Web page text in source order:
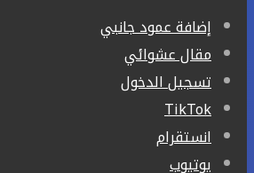
إضافة عمود جانبي
مقال عشوائي
تسجيل الدخول
‫TikTok
انستقرام
يوتيوب